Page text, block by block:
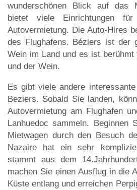
wunderschönen Blick auf das
bietet viele Einrichtungen
Autovermietung. Die Auto-Hires
des Flughafens. Béziers ist der
Wein im Land und es ist
und der Wein.
Es gibt viele andere
Beziers. Sobald Sie landen,
Autovermietung am Flughafen
Lanhuedoc sammeln. Beginnen
Mietwagen durch den Besuch
Nazaire hat ein sehr
stammt aus dem
machen Sie einen Ausflug in die
Küste entlang und erreichen